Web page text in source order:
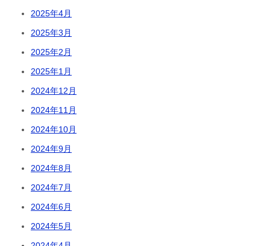
2025年4月
2025年3月
2025年2月
2025年1月
2024年12月
2024年11月
2024年10月
2024年9月
2024年8月
2024年7月
2024年6月
2024年5月